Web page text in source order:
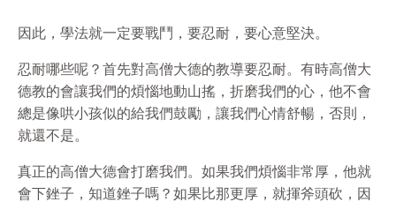
因此，學法就一定要戰鬥，要忍耐，要心意堅決。
忍耐哪些呢？首先對高僧大德的教導要忍耐。有時高僧大
德教的會讓我們的煩惱地動山搖，折磨我們的心，他不會
總是像哄小孩似的給我們鼓勵，讓我們心情舒暢，否則，
就還不是。
真正的高僧大德會打磨我們。如果我們煩惱非常厚，他就
會下銼子，知道銼子嗎？如果比那更厚，就揮斧頭砍，因